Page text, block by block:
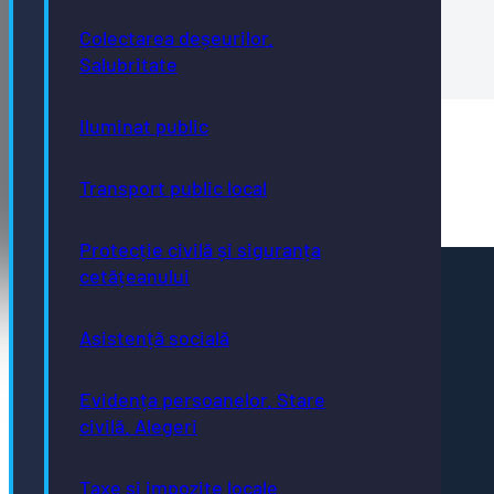
Colectarea deșeurilor.
Salubritate
Iluminat public
Transport public local
Protecție civilă și siguranța
cetățeanului
Asistență socială
Evidența persoanelor. Stare
civilă. Alegeri
Taxe și impozite locale
Descrierea succinta dupa 6 luni
Comunicat de presă
Urbanism și cadastru
Achiziții publice